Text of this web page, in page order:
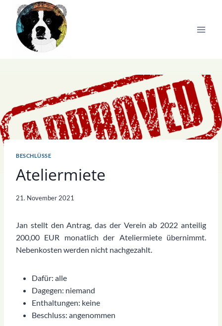
Inhalt
springen
BESCHLÜSSE
Ateliermiete
21. November 2021
Jan stellt den Antrag, das der Verein ab 2022 anteilig
200,00 EUR monatlich der Ateliermiete übernimmt.
Nebenkosten werden nicht nachgezahlt.
Dafür: alle
Dagegen: niemand
Enthaltungen: keine
Beschluss: angenommen